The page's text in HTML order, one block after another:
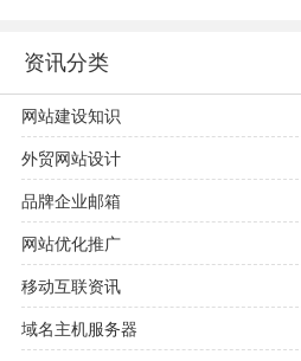
资讯分类
网站建设知识
外贸网站设计
品牌企业邮箱
网站优化推广
移动互联资讯
域名主机服务器